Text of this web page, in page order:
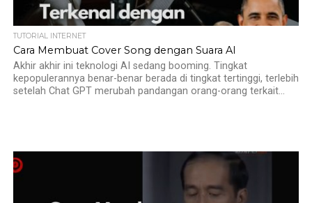
TUTORIAL INTERNET
Cara Membuat Cover Song dengan Suara AI
Akhir akhir ini teknologi AI sedang booming. Tingkat
kepopulerannya benar-benar berada di tingkat tertinggi, terlebih
setelah Chat GPT merubah pandangan orang-orang terkait...